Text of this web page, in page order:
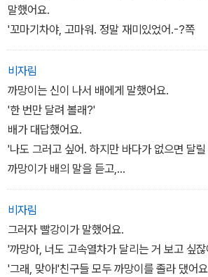
다란 종이를 들고 와 배를 위해 파도를 그리고
매일매일 새로운 친구들을 만나느라 점점 짧
이가 매일 어디를 가는지 다른 크레파스 친구
는 멋진 고속 열차가 친구들을 기다리고 있다.
은 꽃을 그리고 나무를 심고, 호수를 만들고 높
고, 위험해서 달리기 싫다는 고속 열차에게 신
한다.
담았다. 아무리 주의를 주어도 아이들은 하고
그럴 때, 자칫하면 큰 사고가 일어나 큰 일이
이와 고속열차를 통해 보여준다. 엄마의 잔소
뻔했던 까망이의 위기일발 순간이 훨씬 더 설
말했어요.
'꼬마기차야, 고마워. 정말 재미있었어.-?쪽
비자림
까망이는 신이 나서 배에게 말했어요.
'한 번만 달려 볼래?'
배가 대답했어요.
'나도 그러고 싶어. 하지만 바다가 없으면 달
까망이가 배의 말을 듣고,
커다란 종이를 들고 와,
쓰윽 쓱 쓱, 파도를 그리기 시작했어요.-p.6-7
비자림
그러자 빨강이가 말했어요.
'까망아, 너도 고속열차가 달리는 거 보고 싶잖
'그래, 맞아!'친구들 모두 까망이를 졸라 댔어